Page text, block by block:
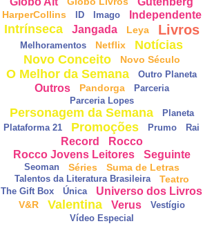
HarperCollins ID Imago Independente
Intrínseca Jangada Leya Livros
Melhoramentos Netflix
Notícias
Novo Conceito
Novo Século
O Melhor da Semana Outro Planeta
Outros Pandorga
Parceria
Parceria Lopes
Personagem da Semana
Planeta
Plataforma 21
Promoções Prumo Rai
Record
Rocco
Rocco Jovens Leitores
Seguinte
Seoman Séries Suma de Letras
Talentos da Literatura Brasileira Teatro
The Gift Box Única Universo dos Livros
V&R Valentina Verus
Vestígio
Vídeo Especial